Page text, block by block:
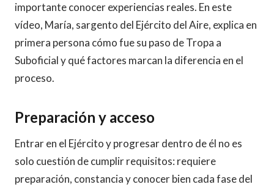
importante conocer experiencias reales. En este
vídeo, María, sargento del Ejército del Aire, explica en
primera persona cómo fue su paso de Tropa a
Suboficial y qué factores marcan la diferencia en el
proceso.
Preparación y acceso
Entrar en el Ejército y progresar dentro de él no es
solo cuestión de cumplir requisitos: requiere
preparación, constancia y conocer bien cada fase del